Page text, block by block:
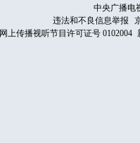
中央广播电
违法和不良信息举报
网上传播视听节目许可证号 0102004